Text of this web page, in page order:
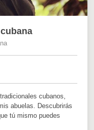
cubanos,
abuelas. Descubrirás
tú mismo puedes